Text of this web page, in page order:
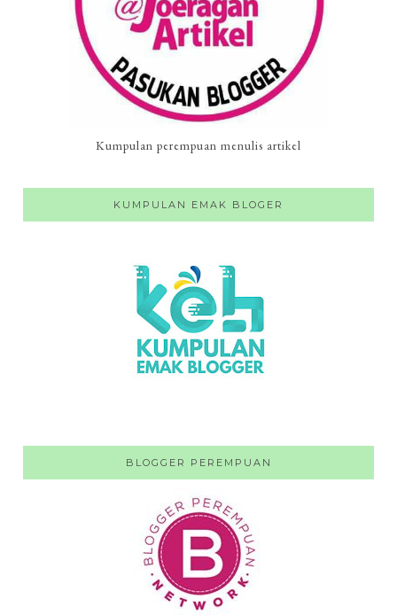
Kumpulan perempuan menulis artikel
KUMPULAN EMAK BLOGER
BLOGGER PEREMPUAN